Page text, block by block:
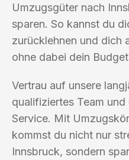
Umzugsgüter nach
sparen. So kannst du
zurücklehnen und dich
ohne dabei dein
Vertrau auf unsere
qualifiziertes Team
Service. Mit
kommst du nicht nur
Innsbruck, sondern